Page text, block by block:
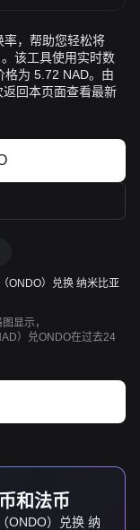
率，帮助您轻松将
该工具使用实时数
格为 5.72 NAD。由
回本页面查看最新
ONDO）兑换 纳米比亚
显示，
）兑ONDO在过去24
和法币
ONDO）兑换 纳